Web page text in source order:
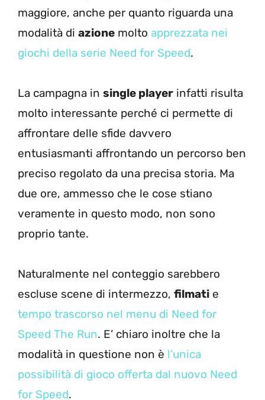
maggiore, anche per quanto riguarda una
modalità di azione molto apprezzata nei
giochi della serie Need for Speed.
La campagna in single player infatti risulta
molto interessante perché ci permette di
affrontare delle sfide davvero
entusiasmanti affrontando un percorso ben
preciso regolato da una precisa storia. Ma
due ore, ammesso che le cose stiano
veramente in questo modo, non sono
proprio tante.
Naturalmente nel conteggio sarebbero
escluse scene di intermezzo, filmati e
tempo trascorso nel menu di Need for
Speed The Run. E’ chiaro inoltre che la
modalità in questione non è l’unica
possibilità di gioco offerta dal nuovo Need
for Speed.